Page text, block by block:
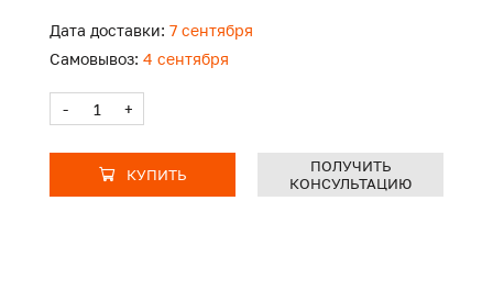
Дата доставки: 7 сентября
Самовывоз: 4 сентября
- +
КУПИТЬ
ПОЛУЧИТЬ
КОНСУЛЬТАЦИЮ